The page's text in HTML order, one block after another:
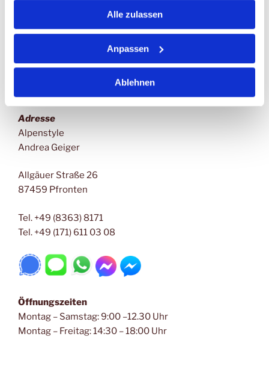
Alle zulassen
Anpassen
Ablehnen
Adresse
Alpenstyle
Andrea Geiger
Allgäuer Straße 26
87459 Pfronten
Tel. +49 (8363) 8171
Tel. +49 (171) 611 03 08
Öffnungszeiten
Montag – Samstag: 9:00 –12.30 Uhr
Montag – Freitag: 14:30 – 18:00 Uhr